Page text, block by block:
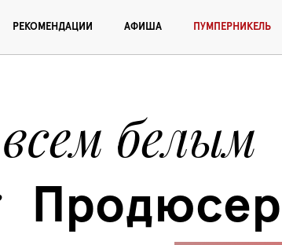
РЕКОМЕНДАЦИИ АФИША ПУМПЕРНИКЕЛЬ
белым
Продюсер